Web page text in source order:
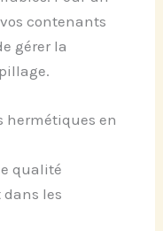
contenants
gérer la
hermétiques en
qualité
les